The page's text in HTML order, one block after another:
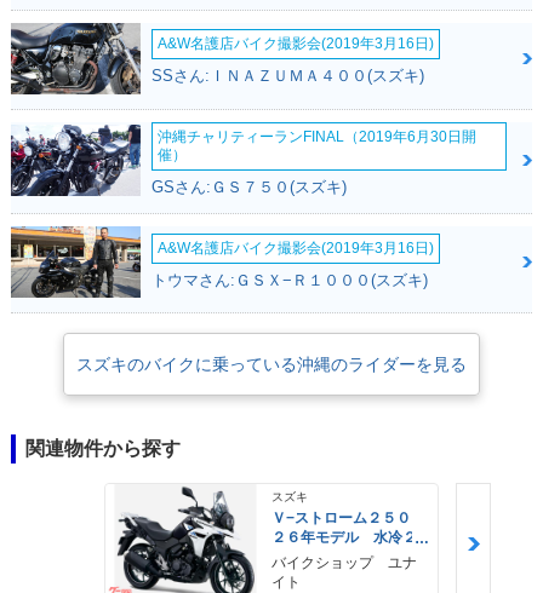
2017年モデルまで「逆輸入車」として流通していた。
A&W名護店バイク撮影会(2019年3月16日)
SSさん:ＩＮＡＺＵＭＡ４００(スズキ)
沖縄チャリティーランFINAL（2019年6月30日開
催）
GSさん:ＧＳ７５０(スズキ)
A&W名護店バイク撮影会(2019年3月16日)
トウマさん:ＧＳＸ−Ｒ１０００(スズキ)
スズキのバイクに乗っている沖縄のライダーを見る
関連物件から探す
スズキ
Ｖ−ストローム２５０
２６年モデル 水冷２
気筒エンジン ＬＥＤ
ヘッドライト標準装備
バイクショップ ユナ
イト